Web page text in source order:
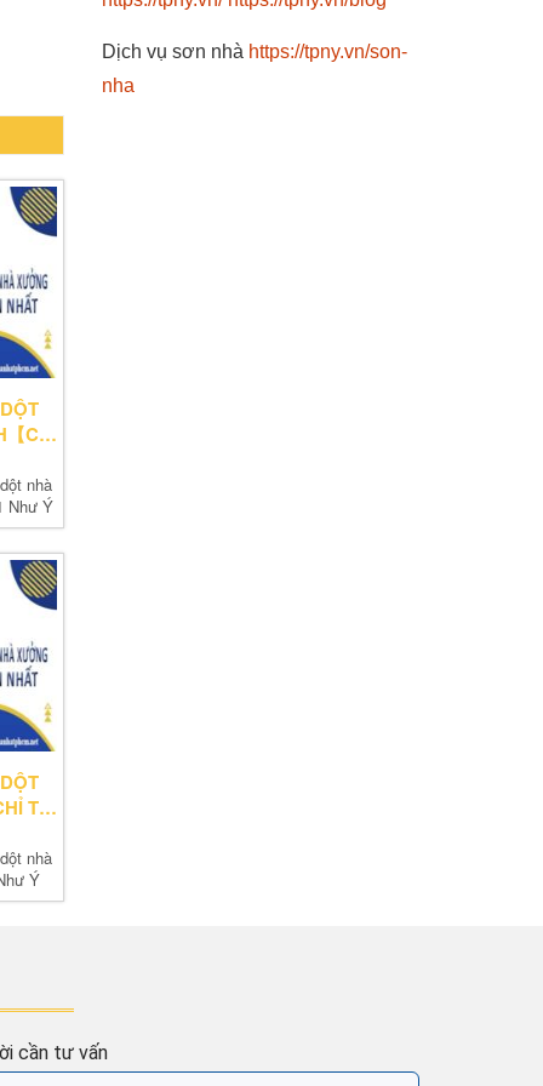
CHỈ
nhà
Như Ý
TỪ
nhà
Ý
Dịch vụ sơn nhà https://tpny.vn/son-
nha
cần tư vấn